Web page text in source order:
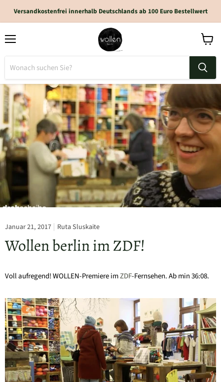
Versandkostenfrei innerhalb Deutschlands ab 100 Euro Bestellwert
Januar 21, 2017 Ruta Sluskaite
Wollen berlin im ZDF!
Voll aufregend! WOLLEN-Premiere imZDF-Fernsehen. Ab min 36:08.